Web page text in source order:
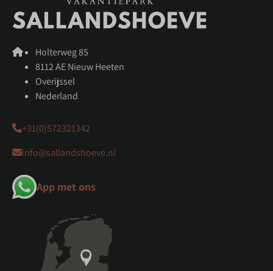
Holterweg 85
8112 AE Nieuw Heeten
Overijssel
Nederland
+31(0)572321342
info@sallandshoeve.nl
App met ons